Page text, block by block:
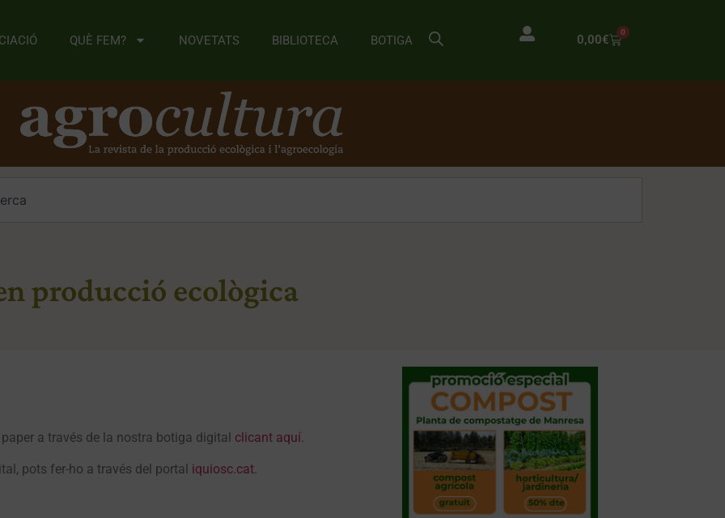
QUÈ FEM? NOVETATS BIBLIOTECA BOTIGA 0,00€
0
producció ecològica
a través de la nostra botiga digital clicant aquí.
pots fer-ho a través del portal iquiosc.cat.